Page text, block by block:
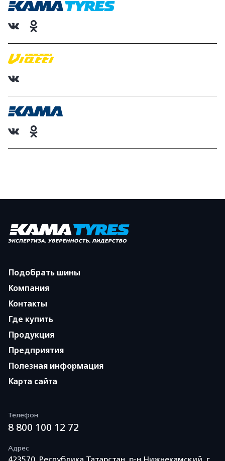
Подобрать шины
Компания
Контакты
Где купить
Продукция
Предприятия
Полезная информация
Карта сайта
Телефон
8 800 100 12 72
Адрес